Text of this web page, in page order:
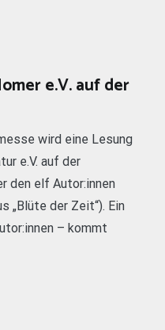
e.V. auf der
wird eine Lesung
e.V. auf der
den elf Autor:innen
„Blüte der Zeit“). Ein
– kommt